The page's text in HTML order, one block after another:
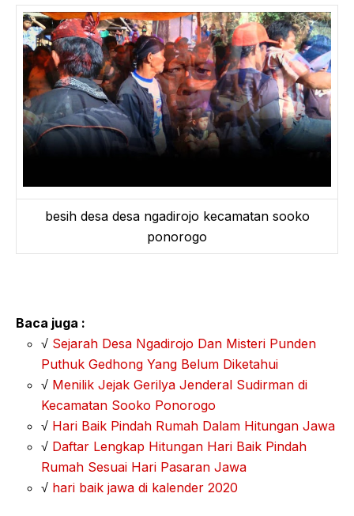
besih desa desa ngadirojo kecamatan sooko
ponorogo
Baca juga :
√ Sejarah Desa Ngadirojo Dan Misteri Punden
Puthuk Gedhong Yang Belum Diketahui
√ Menilik Jejak Gerilya Jenderal Sudirman di
Kecamatan Sooko Ponorogo
√ Hari Baik Pindah Rumah Dalam Hitungan Jawa
√ Daftar Lengkap Hitungan Hari Baik Pindah
Rumah Sesuai Hari Pasaran Jawa
√ hari baik jawa di kalender 2020